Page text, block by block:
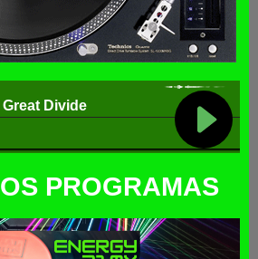
PROGRAMAS